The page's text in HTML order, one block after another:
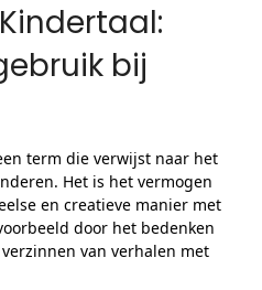
bij
term die verwijst naar het
Het is het vermogen
en creatieve manier met
door het bedenken
van verhalen met